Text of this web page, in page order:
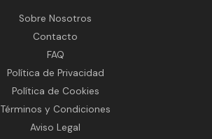
Sobre Nosotros
Contacto
FAQ
Política de Privacidad
Política de Cookies
Términos y Condiciones
Aviso Legal